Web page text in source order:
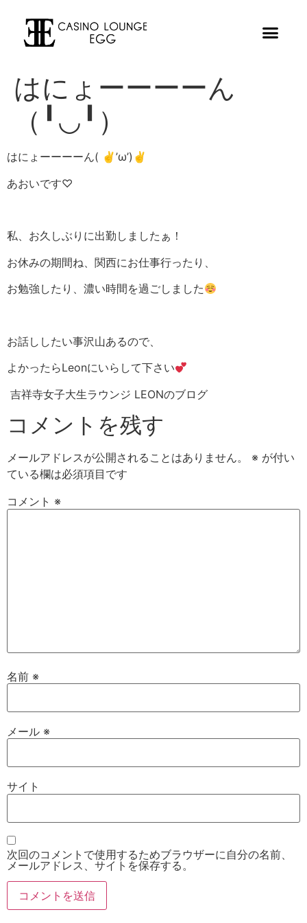
はにょーーーーん
（╹◡╹）
はにょーーーーん( ✌︎’ω’)✌︎
あおいです♡
私、お久しぶりに出勤しましたぁ！
お休みの期間ね、関西にお仕事行ったり、
お勉強したり、濃い時間を過ごしました
お話ししたい事沢山あるので、
よかったらLeonにいらして下さい
吉祥寺女子大生ラウンジ LEONのブログ
コメントを残す
メールアドレスが公開されることはありません。 ※ が付い
ている欄は必須項目です
コメント ※
名前 ※
メール ※
サイト
次回のコメントで使用するためブラウザーに自分の名前、
メールアドレス、サイトを保存する。